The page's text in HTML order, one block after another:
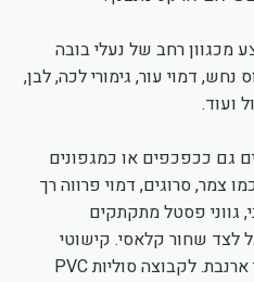
מכגוון רחב של נעלי בובה
נחש, דמוי עור, גימורי לכה, לבן,
ועוד.
גם ככפכפים או כמגפונים
צמר, סרוגים, דמוי פרווה רך
גווני פסטל מתקתקים
לצד שחור קלאסי. קישוטי
פונפונים, פפלום, לבבות ואוזני ארנבת. לקבוצה סוליות PVC